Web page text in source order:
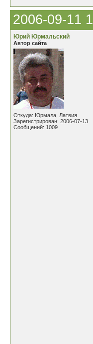
2006-09-11
Юрий Юрмальский
Автор сайта
Откуда: Юрмала, Латвия
Зарегистрирован: 2006-07-13
Сообщений: 1009